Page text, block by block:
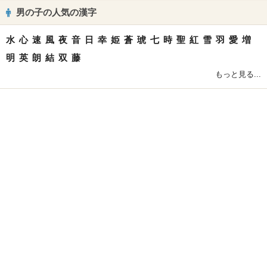
男の子の人気の漢字
水 心 速 風 夜 音 日 幸 姫 蒼 琥 七 時 聖 紅 雪 羽 愛 増
明 英 朗 結 双 藤
もっと見る...